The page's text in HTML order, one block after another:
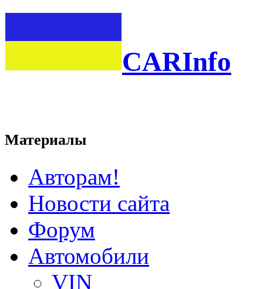
CARInfo
Материалы
Авторам!
Новости сайта
Форум
Автомобили
VIN